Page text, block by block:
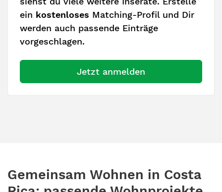
ein kostenloses Matching-Profil und Dir
werden auch passende Einträge
vorgeschlagen.
Jetzt anmelden
Gemeinsam Wohnen in Costa